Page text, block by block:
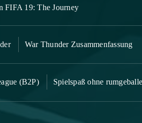
FIFA 19: The Journey
War Thunder Zusammenfassung
(B2P) Spielspaß ohne